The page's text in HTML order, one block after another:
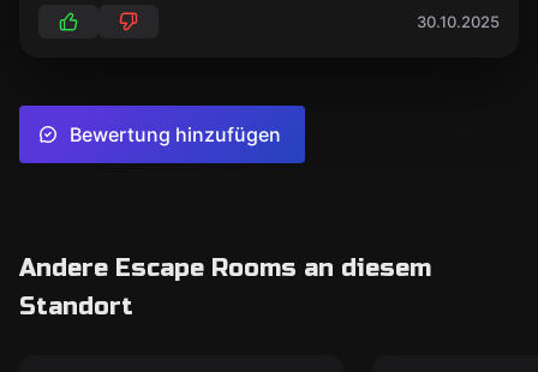
30.10.2025
Bewertung hinzufügen
Andere Escape Rooms an diesem
Standort